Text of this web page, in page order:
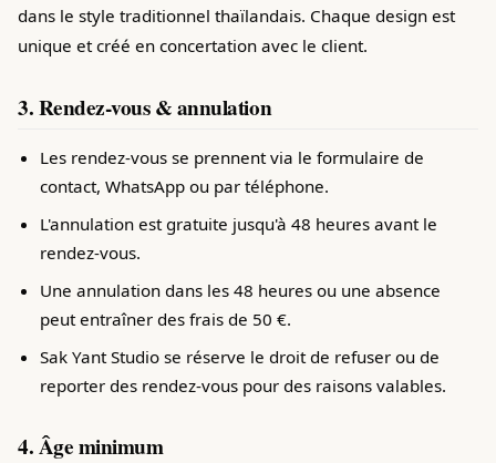
dans le style traditionnel thaïlandais. Chaque design est
unique et créé en concertation avec le client.
3. Rendez-vous & annulation
Les rendez-vous se prennent via le formulaire de
contact, WhatsApp ou par téléphone.
L'annulation est gratuite jusqu'à 48 heures avant le
rendez-vous.
Une annulation dans les 48 heures ou une absence
peut entraîner des frais de 50 €.
Sak Yant Studio se réserve le droit de refuser ou de
reporter des rendez-vous pour des raisons valables.
4. Âge minimum